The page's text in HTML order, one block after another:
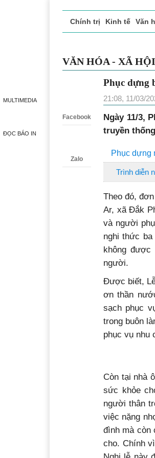
MULTIMEDIA
ĐỌC BÁO IN
Chính trị Kinh tế Văn
VĂN HÓA - XÃ
Facebook
Zalo
Phục
Lắk
21:08, 11/03/
Ngày 11/3,
Phục dựng
Theo đó,
Ar, xã Đắk
và người
nghi thức
không được
người.
Được biết,
ơn thần
sạch phục
trong buôn
Còn tại nhà
sức khỏe
người thân
việc nặng
đình mà còn